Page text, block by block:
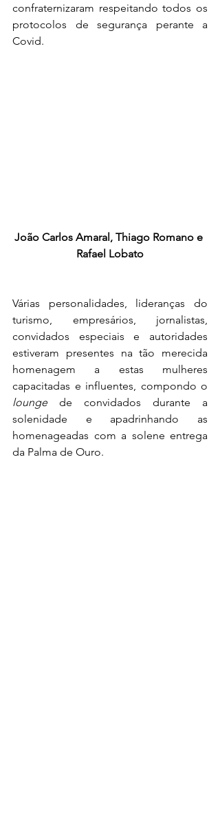
confraternizaram respeitando todos os
protocolos de segurança perante a
Covid.
João Carlos Amaral, Thiago Romano e
Rafael Lobato
Várias personalidades, lideranças do
turismo, empresários, jornalistas,
convidados especiais e autoridades
estiveram presentes na tão merecida
homenagem a estas mulheres
lounge de convidados durante a
solenidade e apadrinhando as
homenageadas com a solene entrega
da Palma de Ouro.